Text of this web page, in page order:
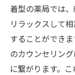
着型の薬局では
リラックスして
することができ
のカウンセリン
に繋がります。